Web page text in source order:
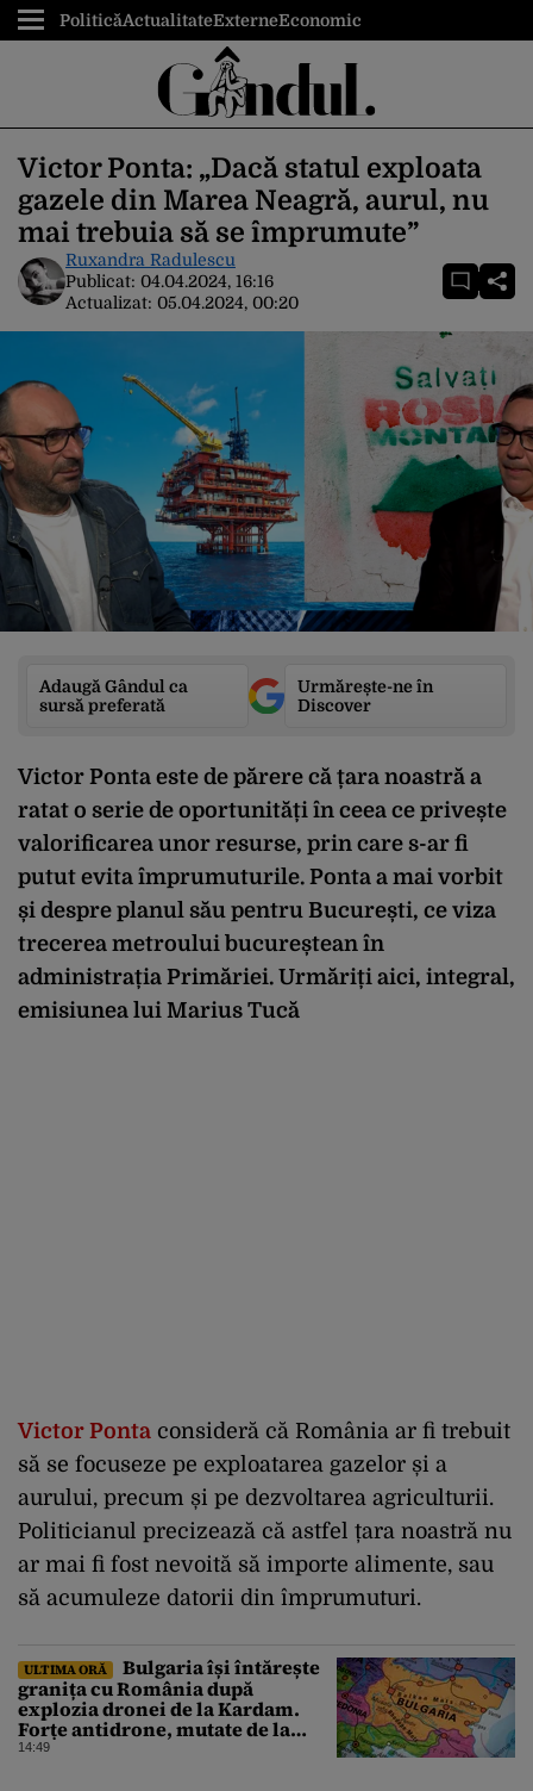
PoliticăActualitateExterneEconomic
Victor Ponta: „Dacă statul exploata
gazele din Marea Neagră, aurul, nu
mai trebuia să se împrumute”
Ruxandra Radulescu
Publicat: 04.04.2024, 16:16
Actualizat: 05.04.2024, 00:20
Adaugă Gândul ca
sursă preferată
Urmărește-ne în
Discover
Victor Ponta este de părere că țara noastră a
ratat o serie de oportunități în ceea ce privește
valorificarea unor resurse, prin care s-ar fi
putut evita împrumuturile. Ponta a mai vorbit
și despre planul său pentru București, ce viza
trecerea metroului bucureștean în
administrația Primăriei. Urmăriți aici, integral,
emisiunea lui Marius Tucă
Victor Ponta consideră că România ar fi trebuit
să se focuseze pe exploatarea gazelor și a
aurului, precum și pe dezvoltarea agriculturii.
Politicianul precizează că astfel țara noastră nu
ar mai fi fost nevoită să importe alimente, sau
să acumuleze datorii din împrumuturi.
ULTIMA ORĂ
Bulgaria își întărește
granița cu România după
explozia dronei de la Kardam.
Forțe antidrone, mutate de la
frontiera cu Turcia
14:49